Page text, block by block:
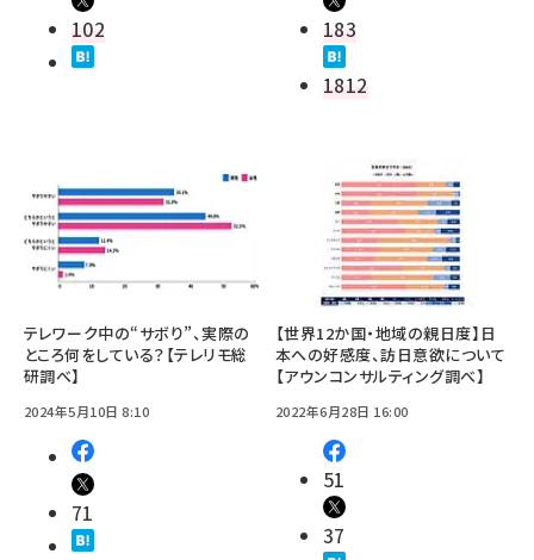
102
183
1812
テレワーク中の“サボり”、実際の
ところ何をしている？【テレリモ総
研調べ】
2024年5月10日 8:10
71
【世界12か国・地域の親日度】日
本への好感度、訪日意欲について
【アウンコンサルティング調べ】
2022年6月28日 16:00
51
37